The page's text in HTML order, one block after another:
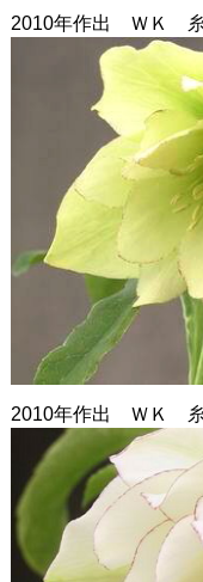
2010年作出 ＷＫ
2010年作出 ＷＫ